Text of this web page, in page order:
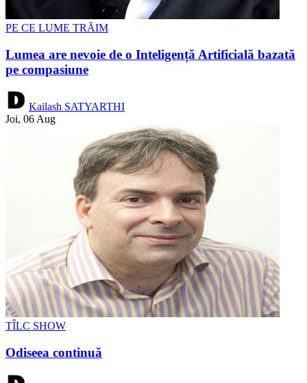
PE CE LUME TRĂIM
Lumea are nevoie de o Inteligență Artificială bazată
pe compasiune
Kailash SATYARTHI
Joi, 06 Aug
TÎLC SHOW
Odiseea continuă